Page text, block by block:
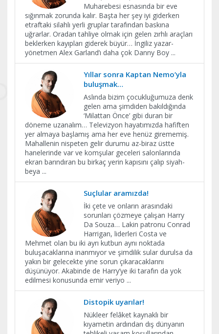
Muharebesi esnasında bir eve
sığınmak zorunda kalır. Başta her şey iyi giderken
etraftaki silahlı yerli gruplar tarafından baskına
uğrarlar. Oradan tahliye olmak için gelen zırhlı araçları
beklerken kayıpları giderek büyür… İngiliz yazar-
yönetmen Alex Garland’ı daha çok Danny Boy ...
Yıllar sonra Kaptan Nemo’yla
buluşmak…
Aslında bizim çocukluğumuza denk
gelen ama şimdiden bakıldığında
‘Milattan Önce’ gibi duran bir
döneme uzanalım… Televizyon hayatımızda hafiften
yer almaya başlamış ama her eve henüz girememiş.
Mahallenin nispeten gelir durumu az-biraz üstte
hanelerinde var ve komşular geceleri salonlarında
ekran barındıran bu birkaç yerin kapısını çalıp siyah-
beya ...
Suçlular aramızda!
İki çete ve onların arasındaki
sorunları çözmeye çalışan Harry
Da Souza… Lakin patronu Conrad
Harrigan, liderleri Costa ve
Mehmet olan bu iki ayrı kutbun aynı noktada
buluşacaklarına inanmıyor ve şimdilik sular durulsa da
yakın bir gelecekte yine sorun çıkaracaklarını
düşünüyor. Akabinde de Harry’ye iki tarafın da yok
edilmesi konusunda emir veriyo ...
Distopik uyarılar!
Nükleer felâket kaynaklı bir
kıyametin ardından dış dünyanın